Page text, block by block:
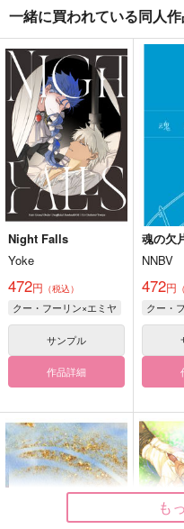
一緒に買われている同人
Night Falls
Yoke
472円 （税込）
クー・フーリン×エミヤ
サンプル
作品詳細
魂の欠
NNBV
472円
クー・
も